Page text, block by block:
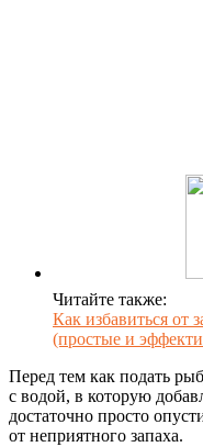
Читайте также:
Как избавиться от
(простые и
Перед тем как подать
с водой, в которую
достаточно просто
от неприятного запаха.